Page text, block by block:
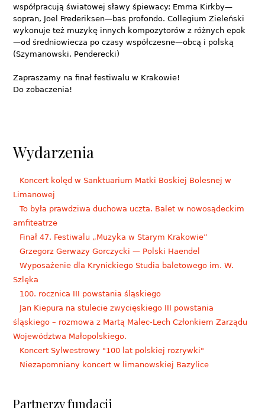
współpracują światowej sławy śpiewacy: Emma Kirkby—
sopran, Joel Frederiksen—bas profondo. Collegium Zieleński
wykonuje też muzykę innych kompozytorów z różnych epok
—od średniowiecza po czasy współczesne—obcą i polską
(Szymanowski, Penderecki)
Zapraszamy na finał festiwalu w Krakowie!
Do zobaczenia!
Wydarzenia
Koncert kolęd w Sanktuarium Matki Boskiej Bolesnej w
Limanowej
To była prawdziwa duchowa uczta. Balet w nowosądeckim
amfiteatrze
Finał 47. Festiwalu „Muzyka w Starym Krakowie”
Grzegorz Gerwazy Gorczycki — Polski Haendel
Wyposażenie dla Krynickiego Studia baletowego im. W.
Szlęka
100. rocznica III powstania śląskiego
Jan Kiepura na stulecie zwycięskiego III powstania
śląskiego – rozmowa z Martą Malec-Lech Członkiem Zarządu
Województwa Małopolskiego.
Koncert Sylwestrowy "100 lat polskiej rozrywki"
Niezapomniany koncert w limanowskiej Bazylice
Partnerzy fundacji